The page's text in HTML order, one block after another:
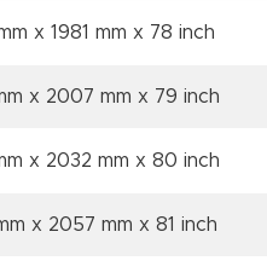
x 1981 mm x 78 inch
x 2007 mm x 79 inch
x 2032 mm x 80 inch
x 2057 mm x 81 inch